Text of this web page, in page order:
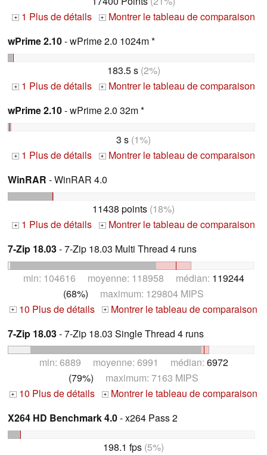
+ 1 Plus de détails + Montrer le tableau de comparaison
wPrime 2.10- wPrime 2.0 1024m *
183.5 s(2%)
+ 1 Plus de détails + Montrer le tableau de comparaison
wPrime 2.10- wPrime 2.0 32m *
3 s (1%)
+ 1 Plus de détails + Montrer le tableau de comparaison
WinRAR - WinRAR 4.0
11438 points (18%)
+ 1 Plus de détails + Montrer le tableau de comparaison
7-Zip 18.03- 7-Zip 18.03 Multi Thread 4 runs
min: 104616 moyenne: 118958 médian: 119244
(68%) maximum: 129804 MIPS
+ 10 Plus de détails +
Montrer le tableau de comparaison
7-Zip 18.03- 7-Zip 18.03 Single Thread 4 runs
min: 6889 moyenne: 6991 médian: 6972
(79%) maximum: 7163 MIPS
+ 10 Plus de détails +
Montrer le tableau de comparaison
X264 HD Benchmark 4.0- x264 Pass 2
198.1 fps (5%)